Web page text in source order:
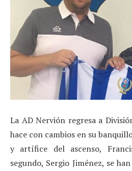
La AD Nervión regresa a
hace con cambios en su
y artífice del ascenso,
segundo, Sergio Jiménez, se